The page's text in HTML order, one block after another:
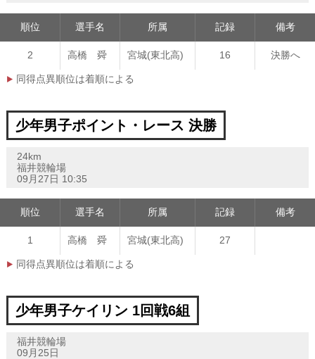
順位 選手名 所属 記録 備考
2 高橋 舜 宮城(東北高) 16 決勝へ
同得点異順位は着順による
少年男子ポイント・レース 決勝
24km
福井競輪場
09月27日 10:35
順位 選手名 所属 記録 備考
1 高橋 舜 宮城(東北高) 27
同得点異順位は着順による
少年男子ケイリン 1回戦6組
福井競輪場
09月25日